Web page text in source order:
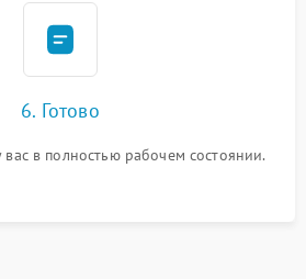
6. Готово
в полностью рабочем состоянии.